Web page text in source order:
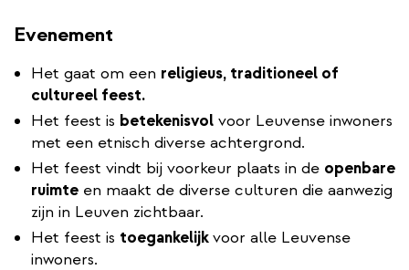
Evenement
Het gaat om een religieus, traditioneel of
cultureel feest.
Het feest is betekenisvol voor Leuvense inwoners
met een etnisch diverse achtergrond.
Het feest vindt bij voorkeur plaats in de openbare
ruimte en maakt de diverse culturen die aanwezig
zijn in Leuven zichtbaar.
Het feest is toegankelijkvoor alle Leuvense
inwoners.